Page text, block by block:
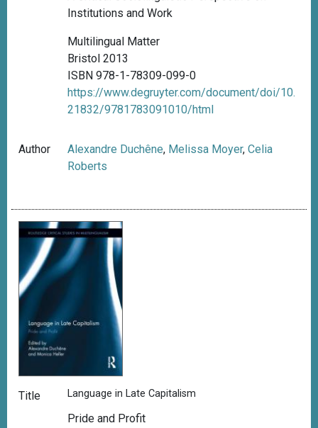
Institutions and Work
Multilingual Matter
Bristol 2013
ISBN 978-1-78309-099-0
https://www.degruyter.com/document/doi/10.
21832/9781783091010/html
Author Alexandre Duchêne, Melissa Moyer,Celia
Roberts
Title Language in Late Capitalism
Pride and Profit